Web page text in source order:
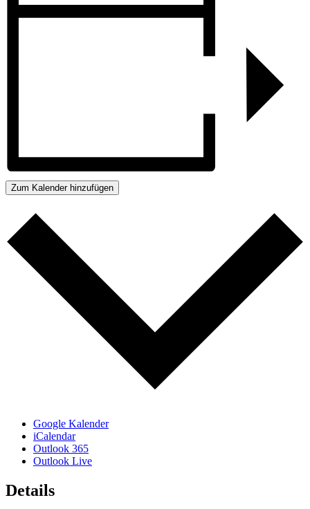
Zum Kalender hinzufügen
Google Kalender
iCalendar
Outlook 365
Outlook Live
Details